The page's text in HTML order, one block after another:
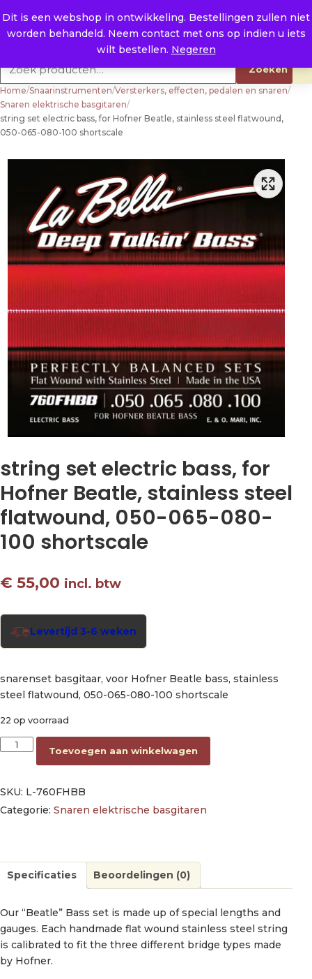
Dit is een webshop in ontwikkeling. Bestellingen zullen niet
worden behandeld. Neem contact met ons op indien u iets
wilt bestellen. Negeren
E. info@raysland.nl
Productcategorieën
Zoeken
Home/Snaarinstrumenten/Versterkers, effecten, pedalen en snaren/
Snaren elektrische basgitaren/
string set electric bass, for Hofner Beatle, stainless steel flatwound,
050-065-080-100 shortscale
string set electric bass, for
Hofner Beatle, stainless steel
flatwound, 050-065-080-
100 shortscale
€ 55,00 incl. btw
Levertijd 3-6 weken
snarenset basgitaar, voor Hofner Beatle bass, stainless
steel flatwound, 050-065-080-100 shortscale
22 op voorraad
string set electric bass, for Hofner Beatle, stainless steel
Toevoegen aan winkelwagen
SKU: L-760FHBB
Categorie: Snaren elektrische basgitaren
Specificaties Beoordelingen (0)
Our “Beatle” Bass set is made up of special lengths and
gauges. Each handmade flat wound stainless steel string
is calibrated to fit the three different bridge types made
by Hofner.